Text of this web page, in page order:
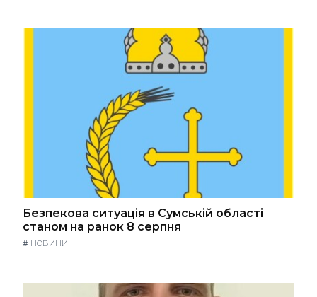
Безпекова ситуація в Сумській області
станом на ранок 8 серпня
# НОВИНИ